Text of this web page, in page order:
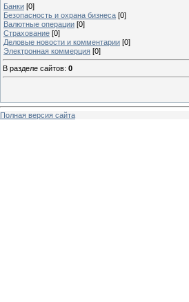
Банки [0]
Безопасность и охрана бизнеса [0]
Валютные операции [0]
Страхование [0]
Деловые новости и комментарии [0]
Электронная коммерция [0]
В разделе сайтов: 0
Полная версия сайта